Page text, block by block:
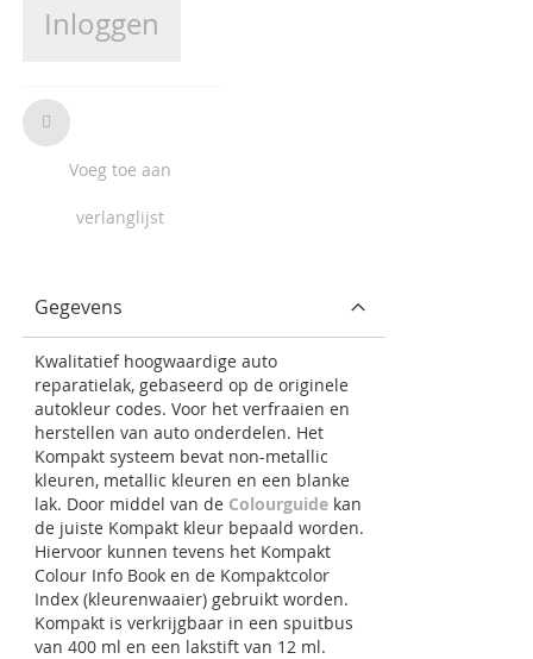
Inloggen
Voeg toe aan
verlanglijst
Gegevens
Kwalitatief hoogwaardige auto
reparatielak, gebaseerd op de originele
autokleur codes. Voor het verfraaien en
herstellen van auto onderdelen. Het
Kompakt systeem bevat non-metallic
kleuren, metallic kleuren en een blanke
lak. Door middel van de Colourguide kan
de juiste Kompakt kleur bepaald worden.
Hiervoor kunnen tevens het Kompakt
Colour Info Book en de Kompaktcolor
Index (kleurenwaaier) gebruikt worden.
Kompakt is verkrijgbaar in een spuitbus
van 400 ml en een lakstift van 12 ml.